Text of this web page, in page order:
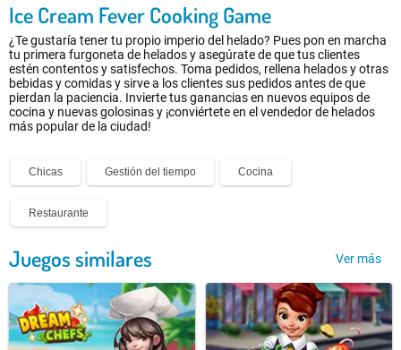
Ice Cream Fever Cooking Game
¿Te gustaría tener tu propio imperio del helado? Pues pon en marcha
tu primera furgoneta de helados y asegúrate de que tus clientes
estén contentos y satisfechos. Toma pedidos, rellena helados y otras
bebidas y comidas y sirve a los clientes sus pedidos antes de que
pierdan la paciencia. Invierte tus ganancias en nuevos equipos de
cocina y nuevas golosinas y ¡conviértete en el vendedor de helados
más popular de la ciudad!
Chicas Gestión del tiempo Cocina
Restaurante
Juegos similares Ver más